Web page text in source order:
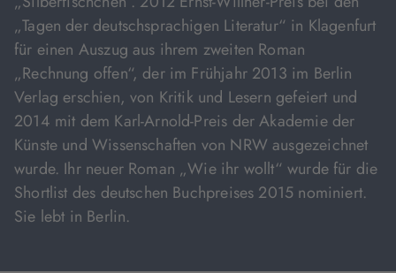
„Tagen der deutschsprachigen Literatur“ in Klagenfurt
für einen Auszug aus ihrem zweiten Roman
„Rechnung offen“, der im Frühjahr 2013 im Berlin
Verlag erschien, von Kritik und Lesern gefeiert und
2014 mit dem Karl-Arnold-Preis der Akademie der
Künste und Wissenschaften von NRW ausgezeichnet
wurde. Ihr neuer Roman „Wie ihr wollt“ wurde für die
Shortlist des deutschen Buchpreises 2015 nominiert.
Sie lebt in Berlin.